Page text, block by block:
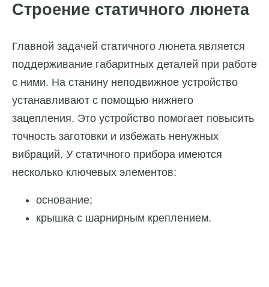
Строение статичного люнета
Главной задачей статичного люнета является
поддерживание габаритных деталей при работе
с ними. На станину неподвижное устройство
устанавливают с помощью нижнего
зацепления. Это устройство помогает повысить
точность заготовки и избежать ненужных
вибраций. У статичного прибора имеются
несколько ключевых элементов:
основание;
крышка с шарнирным креплением.